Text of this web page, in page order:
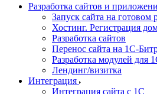
Разработка сайтов и
Запуск сайта на
Хостинг. Регистрация
Разработка сайтов
Перенос сайта на 1С-
Разработка модулей для
Лендинг/визитка
Интеграция
Интеграция сайта с 1С